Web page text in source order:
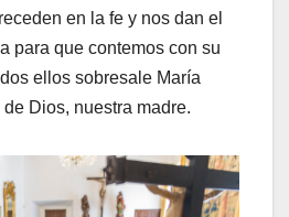
en la fe y nos dan el
para que contemos con su
ellos sobresale María
Dios, nuestra madre.